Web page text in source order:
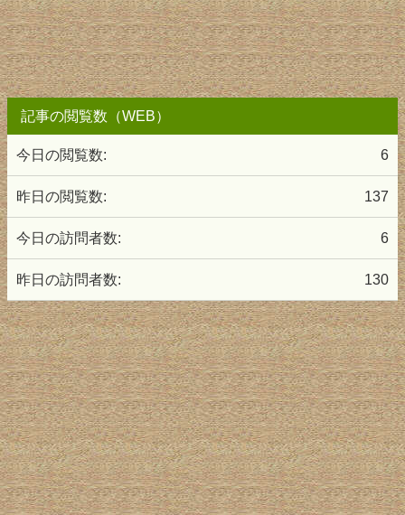
記事の閲覧数（WEB）
6
今日の閲覧数:
137
昨日の閲覧数:
6
今日の訪問者数:
130
昨日の訪問者数: